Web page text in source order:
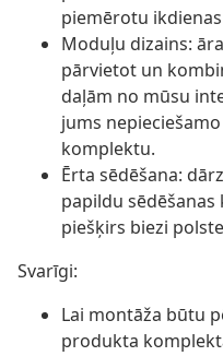
piemērotu
Moduļu dizains:
pārvietot un
daļām no mūsu
jums
komplektu.
Ērta sēdēšana:
papildu
piešķirs biezi
Svarīgi:
Lai montāža būtu
produkta